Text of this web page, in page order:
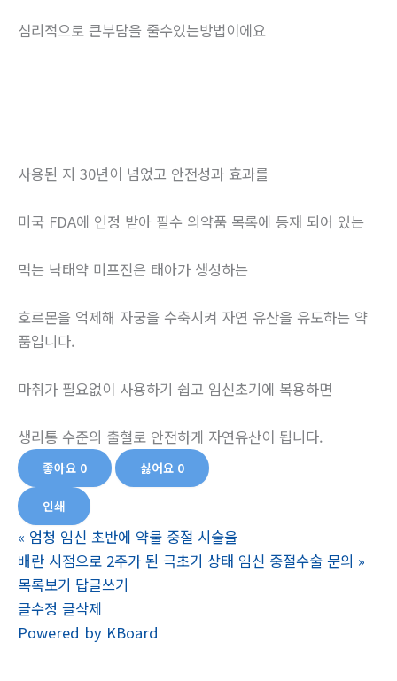
심리적으로 큰부담을 줄수있는방법이에요
사용된 지 30년이 넘었고 안전성과 효과를
미국 FDA에 인정 받아 필수 의약품 목록에 등재 되어 있는
먹는 낙태약 미프진은 태아가 생성하는
호르몬을 억제해 자궁을 수축시켜 자연 유산을 유도하는 약
품입니다.
마취가 필요없이 사용하기 쉽고 임신초기에 복용하면
생리통 수준의 출혈로 안전하게 자연유산이 됩니다.
좋아요 0 싫어요 0
인쇄
« 엄청 임신 초반에 약물 중절 시술을
배란 시점으로 2주가 된 극초기 상태 임신 중절수술 문의 »
목록보기 답글쓰기
글수정 글삭제
Powered by KBoard